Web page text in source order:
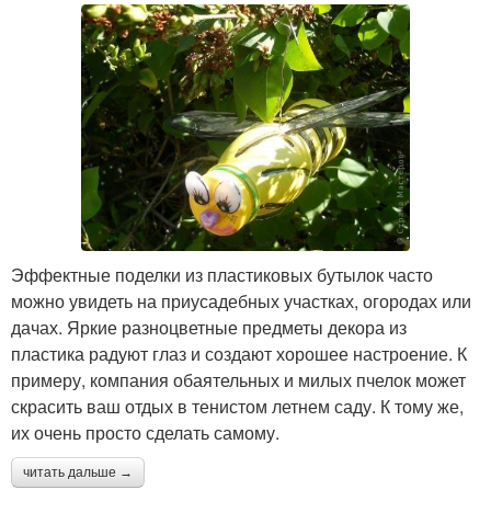
Эффектные поделки из пластиковых бутылок часто
можно увидеть на приусадебных участках, огородах или
дачах. Яркие разноцветные предметы декора из
пластика радуют глаз и создают хорошее настроение. К
примеру, компания обаятельных и милых пчелок может
скрасить ваш отдых в тенистом летнем саду. К тому же,
их очень просто сделать самому.
читать дальше →